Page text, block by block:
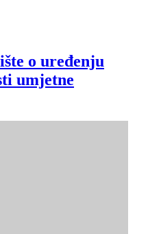
o uređenju
umjetne